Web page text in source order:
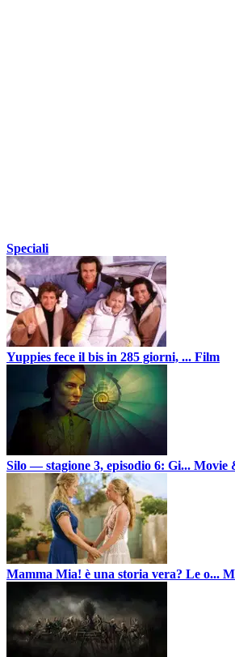
Speciali
Yuppies fece il bis in 285 giorni, ... Film
Silo — stagione 3, episodio 6: Gi... Movie
Mamma Mia! è una storia vera? Le o...